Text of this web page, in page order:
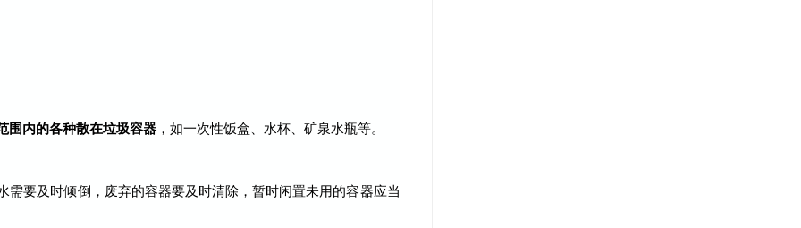
围内的各种散在垃圾容器 ，如一次性饭盒、水杯、矿泉水瓶等。
需要及时倾倒，废弃的容器要及时清除，暂时闲置未用的容器应当